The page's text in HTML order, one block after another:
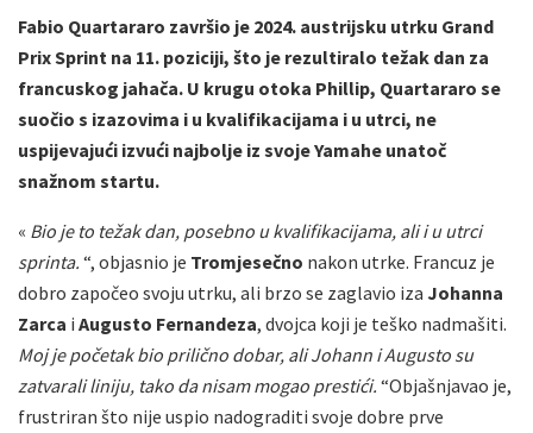
Fabio Quartararo završio je 2024. austrijsku utrku Grand
Prix Sprint na 11. poziciji, što je rezultiralo težak dan za
francuskog jahača. U krugu otoka Phillip, Quartararo se
suočio s izazovima i u kvalifikacijama i u utrci, ne
uspijevajući izvući najbolje iz svoje Yamahe unatoč
snažnom startu.
« Bio je to težak dan, posebno u kvalifikacijama, ali i u utrci
sprinta. “, objasnio je Tromjesečno nakon utrke. Francuz je
dobro započeo svoju utrku, ali brzo se zaglavio iza Johanna
Zarca i Augusto Fernandeza, dvojca koji je teško nadmašiti.
Moj je početak bio prilično dobar, ali Johann i Augusto su
zatvarali liniju, tako da nisam mogao prestići. “Objašnjavao je,
frustriran što nije uspio nadograditi svoje dobre prve